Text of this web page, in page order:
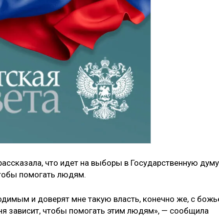
что идет на выборы в Государственную думу
помогать людям.
и доверят мне такую власть, конечно же, с
зависит, чтобы помогать этим людям», — сообщила